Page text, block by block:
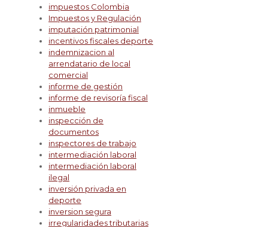
impuestos Colombia
Impuestos y Regulación
imputación patrimonial
incentivos fiscales deporte
indemnizacion al
arrendatario de local
comercial
informe de gestión
informe de revisoría fiscal
inmueble
inspección de
documentos
inspectores de trabajo
intermediación laboral
intermediación laboral
ilegal
inversión privada en
deporte
inversion segura
irregularidades tributarias